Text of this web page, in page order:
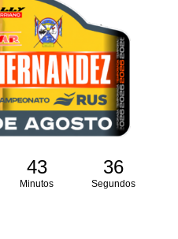
43
Minutos
35
Segundos